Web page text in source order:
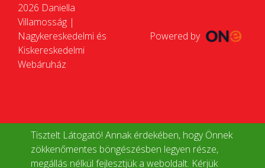
Tisztelt Látogató! Annak érdekében, hogy Önnek
zökkenőmentes böngészésben legyen része,
megállás nélkül fejlesztjük a weboldalt. Kérjük
2026 Daniella
Villamosság |
Nagykereskedelmi és
Kiskereskedelmi
Webáruház
Powered by